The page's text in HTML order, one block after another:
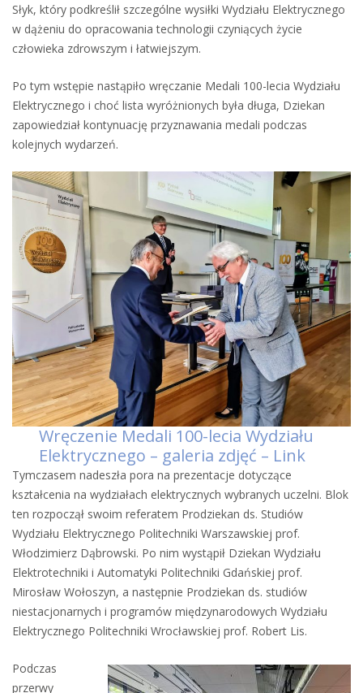
Słyk, który podkreślił szczególne wysiłki Wydziału Elektrycznego
w dążeniu do opracowania technologii czyniących życie
człowieka zdrowszym i łatwiejszym.
Po tym wstępie nastąpiło wręczanie Medali 100-lecia Wydziału
Elektrycznego i choć lista wyróżnionych była długa, Dziekan
zapowiedział kontynuację przyznawania medali podczas
kolejnych wydarzeń.
Wręczenie Medali 100-lecia Wydziału
Elektrycznego – galeria zdjęć – Link
Tymczasem nadeszła pora na prezentacje dotyczące
kształcenia na wydziałach elektrycznych wybranych uczelni. Blok
ten rozpoczął swoim referatem Prodziekan ds. Studiów
Wydziału Elektrycznego Politechniki Warszawskiej prof.
Włodzimierz Dąbrowski. Po nim wystąpił Dziekan Wydziału
Elektrotechniki i Automatyki Politechniki Gdańskiej prof.
Mirosław Wołoszyn, a następnie Prodziekan ds. studiów
niestacjonarnych i programów międzynarodowych Wydziału
Elektrycznego Politechniki Wrocławskiej prof. Robert Lis.
Podczas
przerwy